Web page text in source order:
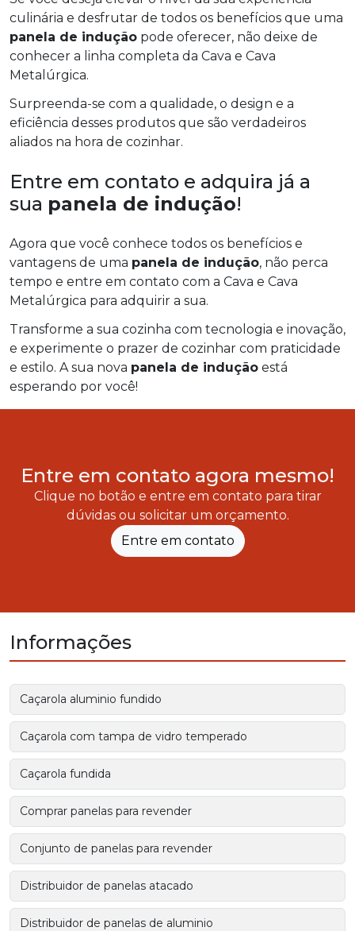
culinária e desfrutar de todos os benefícios que uma
panela de indução pode oferecer, não deixe de
conhecer a linha completa da Cava e Cava
Metalúrgica.
Surpreenda-se com a qualidade, o design e a
eficiência desses produtos que são verdadeiros
aliados na hora de cozinhar.
Entre em contato e adquira já a
sua panela de indução!
Agora que você conhece todos os benefícios e
vantagens de uma panela de indução, não perca
tempo e entre em contato com a Cava e Cava
Metalúrgica para adquirir a sua.
Transforme a sua cozinha com tecnologia e inovação,
e experimente o prazer de cozinhar com praticidade
e estilo. A sua nova panela de indução está
esperando por você!
Entre em contato agora mesmo!
Clique no botão e entre em contato para tirar
dúvidas ou solicitar um orçamento.
Entre em contato
Informações
Caçarola aluminio fundido
Caçarola com tampa de vidro temperado
Caçarola fundida
Comprar panelas para revender
Conjunto de panelas para revender
Distribuidor de panelas atacado
Distribuidor de panelas de aluminio